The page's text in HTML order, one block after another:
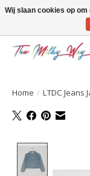
Home / LTDC Jeans
Wij slaan cookies op